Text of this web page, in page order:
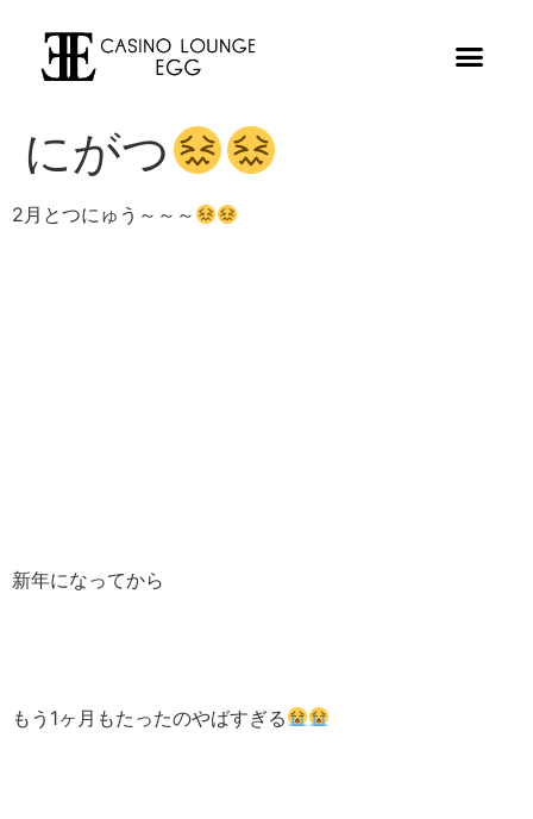
にがつ
2月とつにゅう～～～
新年になってから
もう1ヶ月もたったのやばすぎる